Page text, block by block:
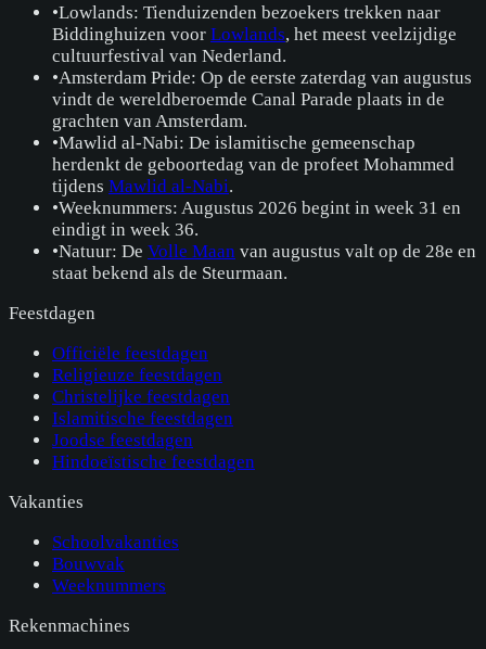
•Lowlands: Tienduizenden bezoekers trekken naar
Biddinghuizen voor Lowlands, het meest veelzijdige
cultuurfestival van Nederland.
•Amsterdam Pride: Op de eerste zaterdag van augustus
vindt de wereldberoemde Canal Parade plaats in de
grachten van Amsterdam.
•Mawlid al-Nabi: De islamitische gemeenschap
herdenkt de geboortedag van de profeet Mohammed
tijdens Mawlid al-Nabi.
•Weeknummers: Augustus 2026 begint in week 31 en
eindigt in week 36.
•Natuur: De Volle Maan van augustus valt op de 28e en
staat bekend als de Steurmaan.
Feestdagen
Officiële feestdagen
Religieuze feestdagen
Christelijke feestdagen
Islamitische feestdagen
Joodse feestdagen
Hindoeïstische feestdagen
Vakanties
Schoolvakanties
Bouwvak
Weeknummers
Rekenmachines